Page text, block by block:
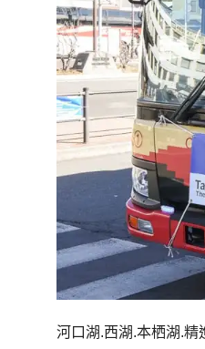
河口湖.西湖.本栖湖.精